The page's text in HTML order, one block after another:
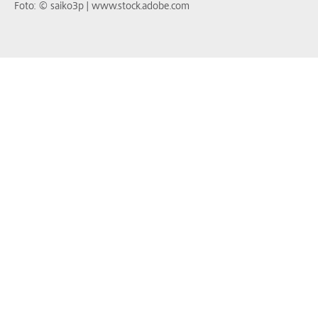
Foto: © saiko3p | www.stock.adobe.com